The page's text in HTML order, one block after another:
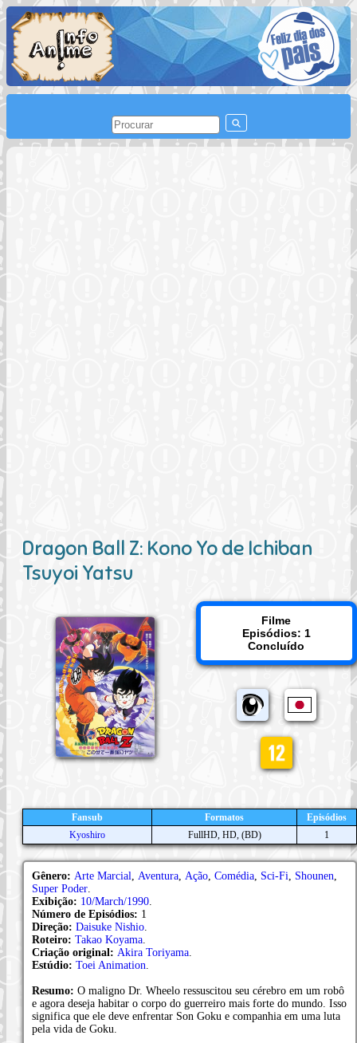
Dragon Ball Z: Kono Yo de Ichiban
Tsuyoi Yatsu
Filme
Episódios: 1
Concluído
Fansub Formatos
Episódios
Kyoshiro
FullHD, HD, (BD) 1
Gênero: Arte Marcial Aventura Ação Comédia Sci-Fi Shounen
Super Poder
Exibição: 10/March/1990
Número de Episódios: 1
Direção: Daisuke Nishio
Roteiro: Takao Koyama
Criação original: Akira Toriyama
Estúdio: Toei Animation
Resumo: O maligno Dr. Wheelo ressuscitou seu cérebro em um robô
e agora deseja habitar o corpo do guerreiro mais forte do mundo. Isso
significa que ele deve enfrentar Son Goku e companhia em uma luta
pela vida de Goku.